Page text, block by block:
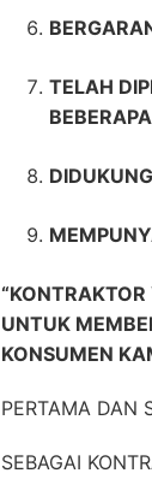
TELAH
UNTUK
KONSUMEN
PERTAMA DAN
SEBAGAI